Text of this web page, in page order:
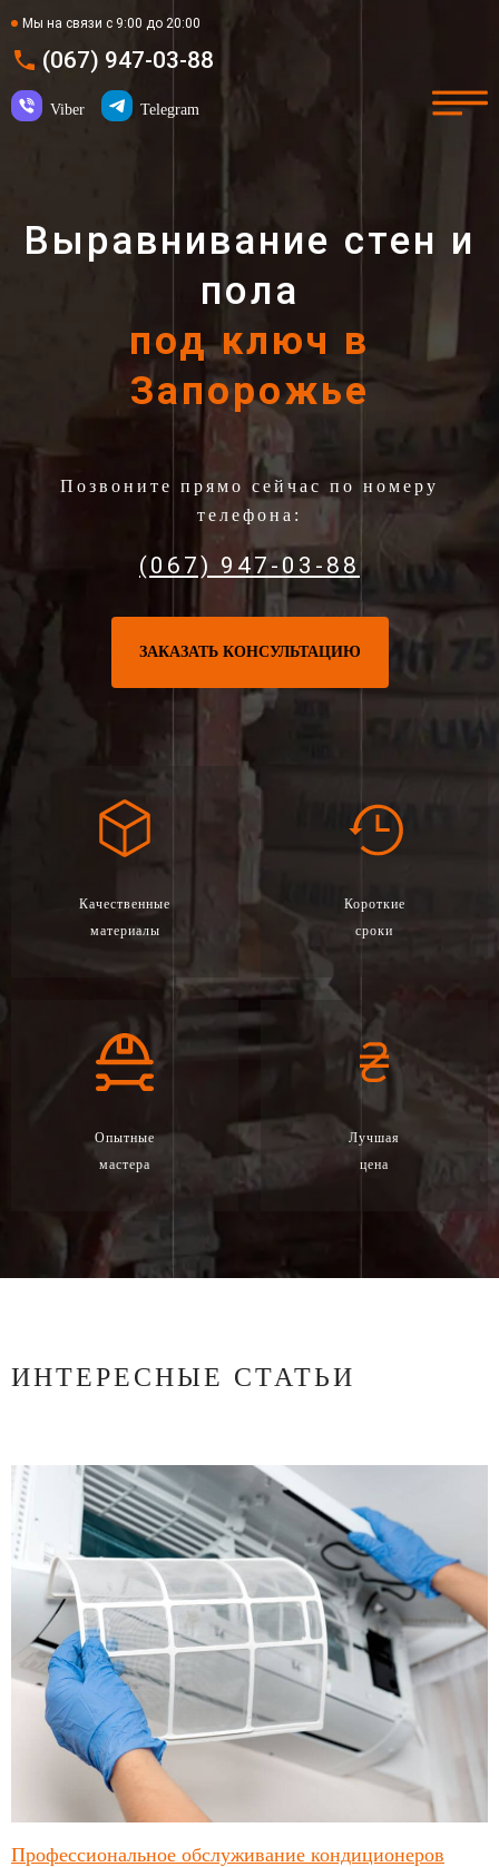
Мы на связи с 9:00 до 20:00
(067) 947-03-88
Viber Telegram
Выравнивание стен и
пола
под ключ в
Запорожье
Позвоните прямо сейчас по номеру
телефона:
(067) 947-03-88
ЗАКАЗАТЬ КОНСУЛЬТАЦИЮ
Качественные
материалы
Короткие
сроки
Опытные
мастера
Лучшая
цена
ИНТЕРЕСНЫЕ СТАТЬИ
Профессиональное обслуживание кондиционеров